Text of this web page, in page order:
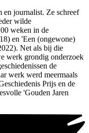
en journalist. Ze schreef
wilde
weken in de
en 'Een (ongewone)
Net als bij die
werk grondig onderzoek
de
werk werd meermaals
Prijs en de
'Gouden Jaren